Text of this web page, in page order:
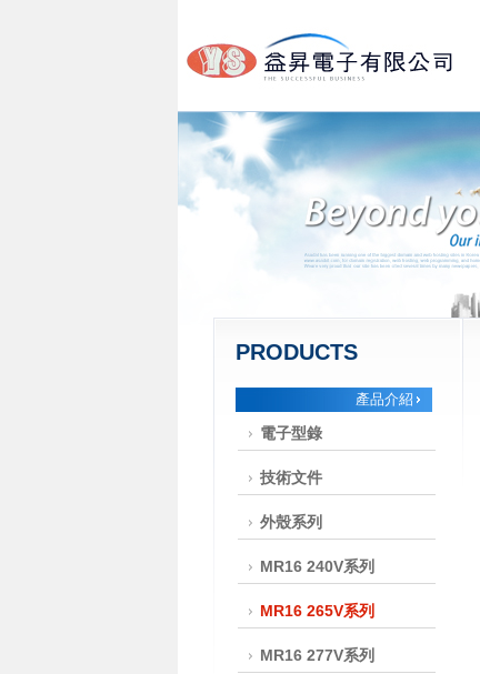
PRODUCTS
產品介紹
電子型錄
技術文件
外殼系列
MR16 240V系列
MR16 265V系列
MR16 277V系列